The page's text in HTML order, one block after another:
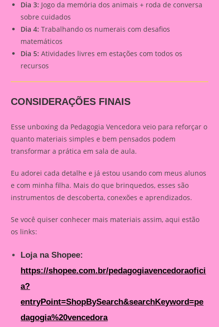
Dia 3: Jogo da memória dos animais + roda de conversa
sobre cuidados
Dia 4: Trabalhando os numerais com desafios
matemáticos
Dia 5: Atividades livres em estações com todos os
recursos
CONSIDERAÇÕES FINAIS
Esse unboxing da Pedagogia Vencedora veio para reforçar o
quanto materiais simples e bem pensados podem
transformar a prática em sala de aula.
Eu adorei cada detalhe e já estou usando com meus alunos
e com minha filha. Mais do que brinquedos, esses são
instrumentos de descoberta, conexões e aprendizados.
Se você quiser conhecer mais materiais assim, aqui estão
os links:
Loja na Shopee:
https://shopee.com.br/pedagogiavencedoraofici
a?
entryPoint=ShopBySearch&searchKeyword=pe
dagogia%20vencedora